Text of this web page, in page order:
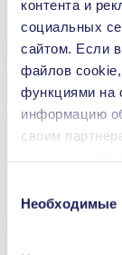
контента и
социальных
сайтом. Если
файлов
функциями на
информацию
своим
которая была
процессе
любой момент
согласия
Необходимые